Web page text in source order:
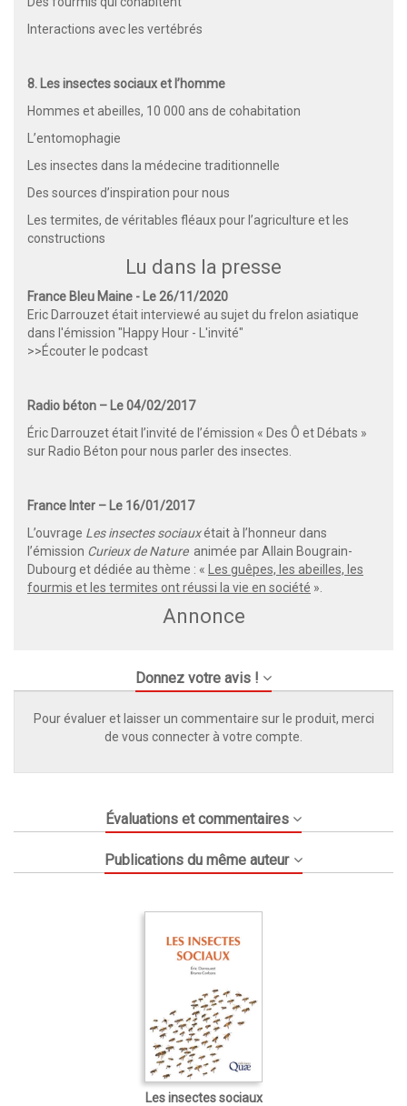
Interactions avec les vertébrés
8. Les insectes sociaux et l’homme
Hommes et abeilles, 10 000 ans de cohabitation
L’entomophagie
Les insectes dans la médecine traditionnelle
Des sources d’inspiration pour nous
Les termites, de véritables fléaux pour l’agriculture et les
constructions
Lu dans la presse
France Bleu Maine - Le 26/11/2020
Eric Darrouzet était interviewé au sujet du frelon asiatique
dans l'émission "Happy Hour - L'invité"
>>Écouter le podcast
Radio béton – Le 04/02/2017
Éric Darrouzet était l’invité de l’émission « Des Ô et Débats »
sur Radio Béton pour nous parler des insectes.
France Inter – Le 16/01/2017
L’ouvrage Les insectes sociauxétait à l’honneur dans
l’émission Curieux de Natureanimée par Allain Bougrain-
Dubourg et dédiée au thème : «
Les guêpes, les abeilles, les
fourmis et les termites ont réussi la vie en société ».
Annonce
Donnez votre avis !
Pour évaluer et laisser un commentaire sur le produit, merci
de vous connecter à votre compte.
Évaluations et commentaires
Publications du même auteur
Les insectes sociaux